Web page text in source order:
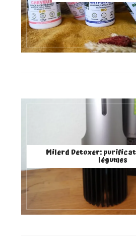
Milerd Detoxer:
légumes